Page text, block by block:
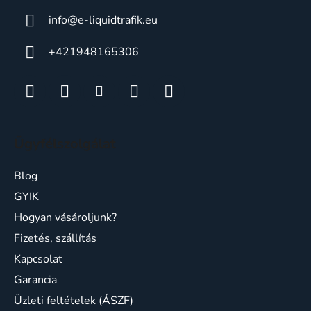
info@e-liquidtrafik.eu
+421948165306
Blog
GYIK
Hogyan vásároljunk?
Fizetés, szállítás
Kapcsolat
Garancia
Üzleti feltételek (ÁSZF)